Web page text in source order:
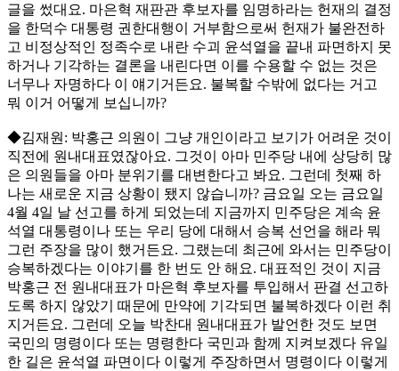
글을 썼대요. 마은혁 재판관 후보자를 임명하라는 헌재의 결정
을 한덕수 대통령 권한대행이 거부함으로써 헌재가 불완전하
고 비정상적인 정족수로 내란 수괴 윤석열을 끝내 파면하지 못
하거나 기각하는 결론을 내린다면 이를 수용할 수 없는 것은
너무나 자명하다 이 얘기거든요. 불복할 수밖에 없다는 거고
뭐 이거 어떻게 보십니까?
◆김재원: 박홍근 의원이 그냥 개인이라고 보기가 어려운 것이
직전에 원내대표였잖아요. 그것이 아마 민주당 내에 상당히 많
은 의원들을 아마 분위기를 대변한다고 봐요. 그런데 첫째 하
나는 새로운 지금 상황이 됐지 않습니까? 금요일 오는 금요일
4월 4일 날 선고를 하게 되었는데 지금까지 민주당은 계속 윤
석열 대통령이나 또는 우리 당에 대해서 승복 선언을 해라 뭐
그런 주장을 많이 했거든요. 그랬는데 최근에 와서는 민주당이
승복하겠다는 이야기를 한 번도 안 해요. 대표적인 것이 지금
박홍근 전 원내대표가 마은혁 후보자를 투입해서 판결 선고하
도록 하지 않았기 때문에 만약에 기각되면 불복하겠다 이런 취
지거든요. 그런데 오늘 박찬대 원내대표가 발언한 것도 보면
국민의 명령이다 또는 명령한다 국민과 함께 지켜보겠다 유일
한 길은 윤석열 파면이다 이렇게 주장하면서 명령이다 이렇게